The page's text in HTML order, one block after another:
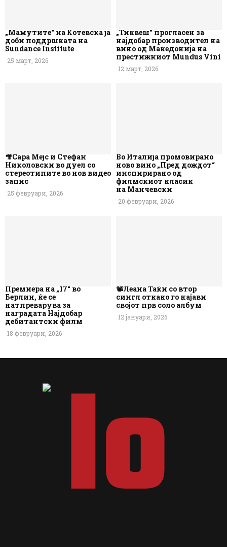
„Мамутите“ на Котевска ја
доби поддршката на
Sundance Institute
25 март, 2026
„Тиквеш“ прогласен за
најдобар производител на
вино од Македонија на
престижниот Mundus Vini
12 март, 2026
🎥Сара Мејс и Стефан
Николовски во дуел со
стереотипите во нов видео
запис
25 февруари, 2026
Во Италија промовирано
ново вино „Пред дождот“
инспирирано од
филмскиот класик
на Манчевски
20 февруари, 2026
Премиера на „17“ во
Берлин, ќе се
натпреварува за
наградата Најдобар
дебитантски филм
18 февруари, 2026
📽️Леана Таќи со втор
сингл откако го најави
својот прв соло албум
12 јануари, 2026